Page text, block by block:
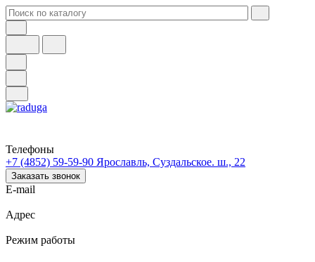
Телефоны
+7 (4852) 59-59-90 Ярославль, Суздальское. ш., 22
Заказать звонок
E-mail
Адрес
Режим работы